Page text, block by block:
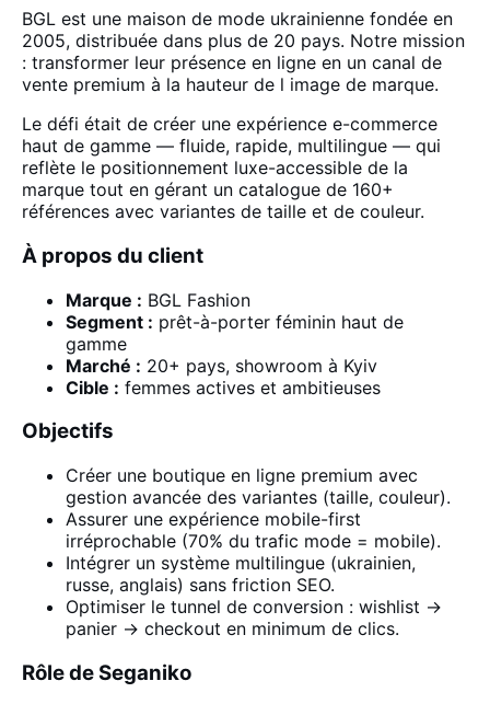
BGL est une maison de mode ukrainienne fondée en
2005, distribuée dans plus de 20 pays. Notre mission
: transformer leur présence en ligne en un canal de
vente premium à la hauteur de l image de marque.
Le défi était de créer une expérience e-commerce
haut de gamme — fluide, rapide, multilingue — qui
reflète le positionnement luxe-accessible de la
marque tout en gérant un catalogue de 160+
références avec variantes de taille et de couleur.
À propos du client
Marque : BGL Fashion
Segment : prêt-à-porter féminin haut de
gamme
Marché : 20+ pays, showroom à Kyiv
Cible : femmes actives et ambitieuses
Objectifs
Créer une boutique en ligne premium avec
gestion avancée des variantes (taille, couleur).
Assurer une expérience mobile-first
irréprochable (70% du trafic mode = mobile).
Intégrer un système multilingue (ukrainien,
russe, anglais) sans friction SEO.
Optimiser le tunnel de conversion : wishlist →
panier → checkout en minimum de clics.
Rôle de Seganiko